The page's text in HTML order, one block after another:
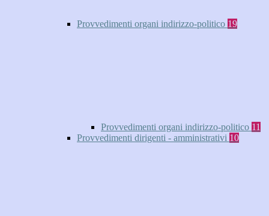
Provvedimenti organi indirizzo-politico 19
Provvedimenti organi indirizzo-politico 11
Provvedimenti dirigenti - amministrativi 10